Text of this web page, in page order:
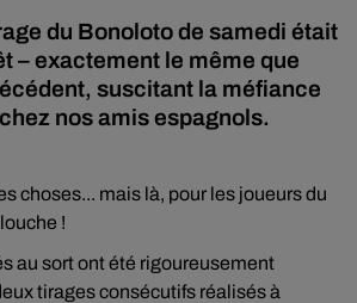
du Bonoloto de samedi était
– exactement le même que
suscitant la méfiance
nos amis espagnols.
choses... mais là, pour les joueurs du
!
au sort ont été rigoureusement
tirages consécutifs réalisés à